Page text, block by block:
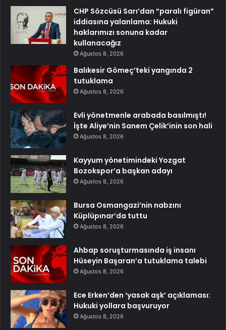
CHP Sözcüsü Sarı’dan “paralı figüran”
iddiasına yalanlama: Hukuki
haklarımızı sonuna kadar
kullanacağız
Ağustos 8, 2026
Balıkesir Gömeç’teki yangında 2
tutuklama
Ağustos 8, 2026
Evli yönetmenle arabada basılmıştı!
İşte Aliye’nin Sanem Çelik’inin son hali
Ağustos 8, 2026
Kayyum yönetimindeki Yozgat
Bozokspor’a başkan adayı
Ağustos 8, 2026
Bursa Osmangazi’nin nabzını
Küplüpınar’da tuttu
Ağustos 8, 2026
Ahbap soruşturmasında iş insanı
Hüseyin Başaran’a tutuklama talebi
Ağustos 8, 2026
Ece Erken’den ‘yasak aşk’ açıklaması:
Hukuki yollara başvuruyor
Ağustos 8, 2026